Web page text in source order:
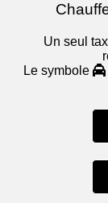
Un seul
Le symbole